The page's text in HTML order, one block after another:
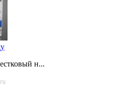
н...